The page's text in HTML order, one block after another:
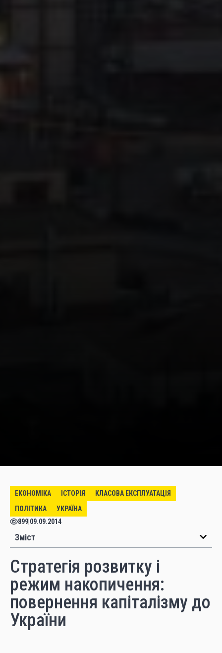
ЕКОНОМІКА ІСТОРІЯ
КЛАСОВА ЕКСПЛУАТАЦІЯ
ПОЛІТИКА
УКРАЇНА
899 09.09.2014
Зміст
Стратегія розвитку і
режим накопичення:
повернення капіталізму до
України